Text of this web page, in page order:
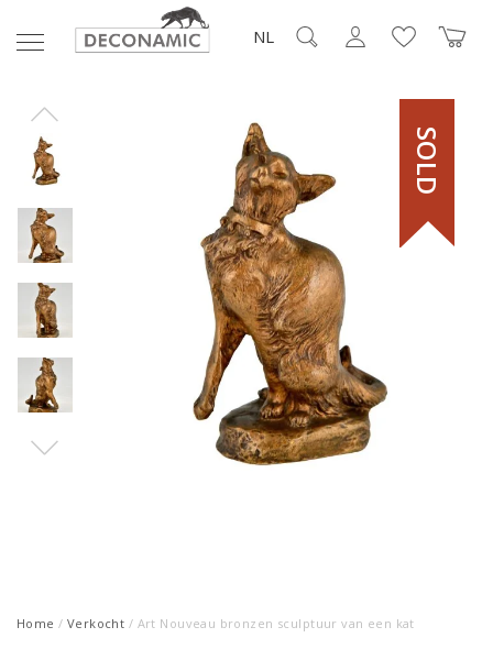
NL
SOLD
Home / Verkocht / Art Nouveau bronzen sculptuur van een kat